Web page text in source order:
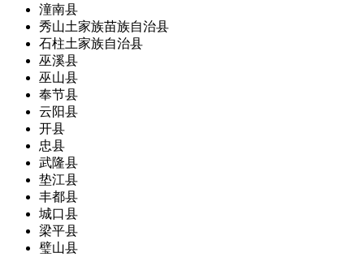
潼南县
秀山土家族苗族自治县
石柱土家族自治县
巫溪县
巫山县
奉节县
云阳县
开县
忠县
武隆县
垫江县
丰都县
城口县
梁平县
璧山县